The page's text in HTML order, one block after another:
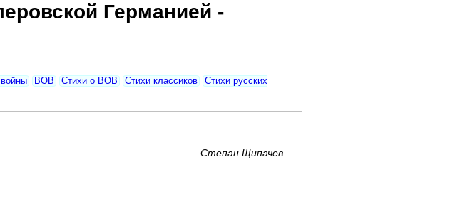
Германией -
ВОВ Стихи о ВОВ Стихи классиков
Стихи русских
Степан Щипачев